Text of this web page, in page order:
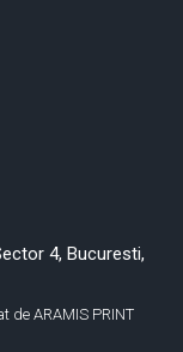
4, Bucuresti,
de ARAMIS PRINT